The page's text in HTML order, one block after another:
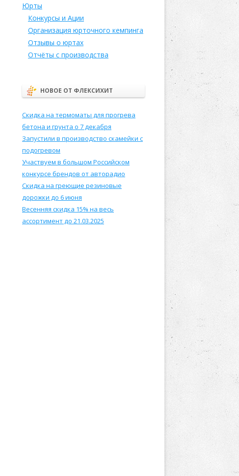
Юрты
Конкурсы и Ации
Организация юрточного кемпинга
Отзывы о юртах
Отчёты с производства
НОВОЕ ОТ ФЛЕКСИХИТ
Скидка на термоматы для прогрева
бетона и грунта о 7 декабря
Запустили в производство скамейки с
подогревом
Участвуем в большом Российском
конкурсе брендов от авторадио
Скидка на греющие резиновые
дорожки до 6 июня
Весенняя скидка 15% на весь
ассортимент до 21.03.2025